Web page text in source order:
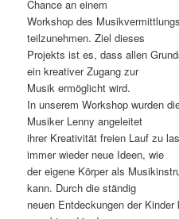
Chance an einem
Workshop des
teilzunehmen. Ziel dieses
Projekts ist es, dass allen
ein kreativer Zugang zur
Musik ermöglicht wird.
In unserem Workshop wurden
Musiker Lenny angeleitet
ihrer Kreativität freien Lauf zu
immer wieder neue Ideen, wie
der eigene Körper als
kann. Durch die ständig
neuen Entdeckungen der